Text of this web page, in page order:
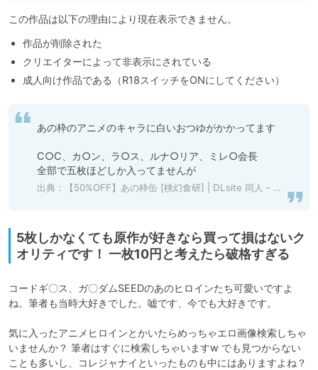
この作品は以下の理由により現在表示できません。
作品が削除された
クリエイターによって非表示にされている
成人向け作品である（R18スイッチをONにしてください）
あの枠のアニメのキャラに白いおつゆがかかってます
C○C、カ○ン、ラ○ス、ルナ○リア、ミレ○会長
全部で五枚ほどしか入ってませんが
出典： 【50%OFF】あの枠缶 [桃幻食研] | DLsite 同人 - R18
5枚しかなくても原作が好きなら買って損はないク
オリティです！ 一枚10円と考えたら破格すぎる
コードギ〇ス、ガ〇ダムSEEDのあのヒロインたち可愛いですよ
ね。筆者も当時大好きでした。嘘です、今でも大好きです。
気に入ったアニメヒロインとかいたらめっちゃエロ画像検索しちゃ
いませんか？ 筆者はすぐに検索しちゃいますw でも見つからない
ことも多いし、コレジャナイといったものも中にはありますよね？